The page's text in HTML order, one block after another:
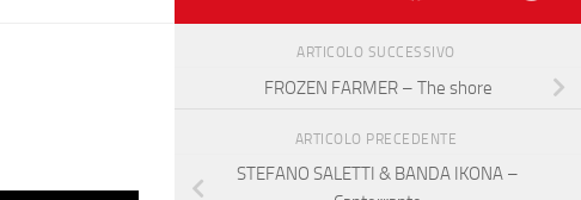
ARTICOLO SUCCESSIVO
FROZEN FARMER – The shore
ARTICOLO PRECEDENTE
STEFANO SALETTI & BANDA IKONA –